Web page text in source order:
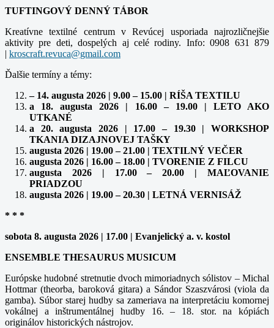
TUFTINGOVÝ DENNÝ TÁBOR
Kreatívne textilné centrum v Revúcej usporiada najrozličnejšie
aktivity pre deti, dospelých aj celé rodiny. Info: 0908 631 879
|
Ďalšie termíny a témy:
– 14. augusta 2026 | 9.00 – 15.00 | RÍŠA TEXTILU
a 18. augusta 2026 | 16.00 – 19.00 | LETO AKO
UTKANÉ
a 20. augusta 2026 | 17.00 – 19.30 | WORKSHOP
TKANIA DIZAJNOVEJ TAŠKY
augusta 2026 | 19.00 – 21.00 | TEXTILNÝ VEČER
augusta 2026 | 16.00 – 18.00 | TVORENIE Z FILCU
augusta 2026 | 17.00 – 20.00 | MAĽOVANIE
PRIADZOU
augusta 2026 | 19.00 – 20.30 | LETNÁ VERNISÁŽ
* * *
sobota 8. augusta 2026 | 17.00 | Evanjelický a. v. kostol
ENSEMBLE THESAURUS MUSICUM
Európske hudobné stretnutie dvoch mimoriadnych sólistov – Michal
Hottmar (theorba, baroková gitara) a Sándor Szaszvárosi (viola da
gamba). Súbor starej hudby sa zameriava na interpretáciu komornej
vokálnej a inštrumentálnej hudby 16. – 18. stor. na kópiách
originálov historických nástrojov.